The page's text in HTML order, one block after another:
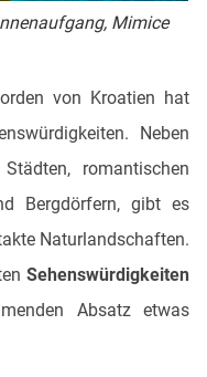
Mimice
von Kroatien hat
Neben
romantischen
Bergdörfern, gibt es
Naturlandschaften.
Sehenswürdigkeiten
Absatz etwas